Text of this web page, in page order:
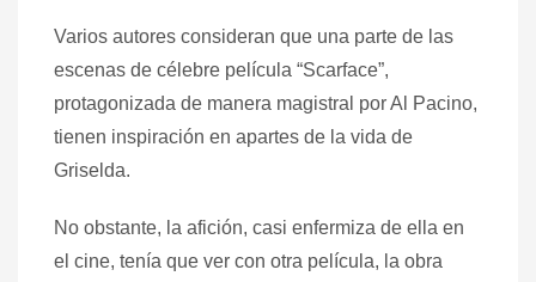
Varios autores consideran que una parte de las
escenas de célebre película “Scarface”,
protagonizada de manera magistral por Al Pacino,
tienen inspiración en apartes de la vida de
Griselda.
No obstante, la afición, casi enfermiza de ella en
el cine, tenía que ver con otra película, la obra